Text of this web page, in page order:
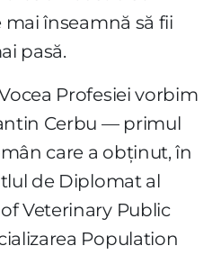
mai înseamnă să fii
pasă.
Profesiei vorbim
Cerbu — primul
care a obținut, în
de Diplomat al
Veterinary Public
Population